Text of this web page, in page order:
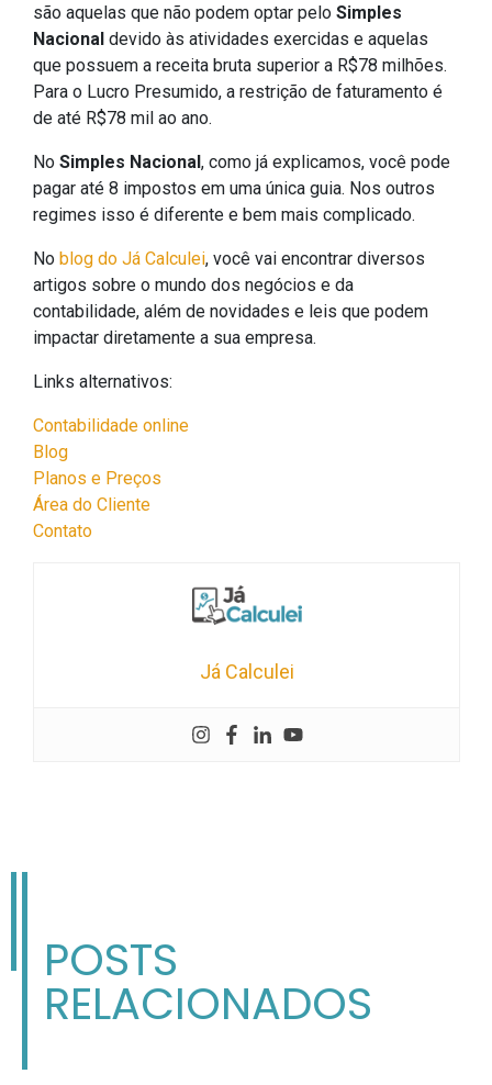
são aquelas que não podem optar pelo Simples
Nacional devido às atividades exercidas e aquelas
que possuem a receita bruta superior a R$78 milhões.
Para o Lucro Presumido, a restrição de faturamento é
de até R$78 mil ao ano.
No Simples Nacional, como já explicamos, você pode
pagar até 8 impostos em uma única guia. Nos outros
regimes isso é diferente e bem mais complicado.
No blog do Já Calculei, você vai encontrar diversos
artigos sobre o mundo dos negócios e da
contabilidade, além de novidades e leis que podem
impactar diretamente a sua empresa.
Links alternativos:
Contabilidade online
Blog
Planos e Preços
Área do Cliente
Contato
Já Calculei
POSTS
RELACIONADOS